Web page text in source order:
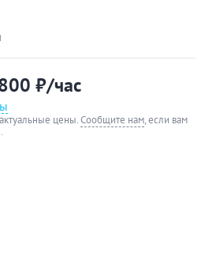
₽/час
цены.Сообщите нам, если вам